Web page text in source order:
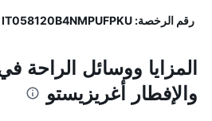
رقم الرخصة: IT058120B4NMPUFPKU
المزايا ووسائل الراحة
والإفطار أغريزيستو